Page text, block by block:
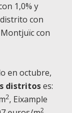
1,0% y
con
con
en octubre,
distritoses:
2, Eixample
2